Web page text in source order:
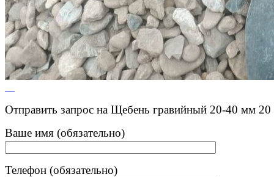
Отправить запрос на Щебень гравийный 20-40 мм 20
Ваше имя (обязательно)
Телефон (обязательно)